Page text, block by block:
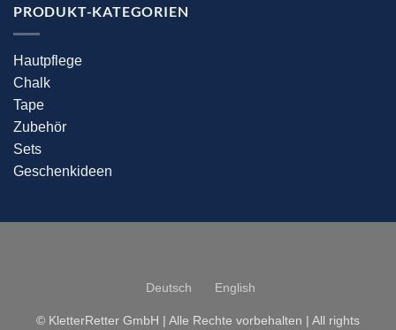
PRODUKT-KATEGORIEN
Hautpflege
Chalk
Tape
Zubehör
Sets
Geschenkideen
Deutsch English
© KletterRetter GmbH | Alle Rechte vorbehalten | All rights